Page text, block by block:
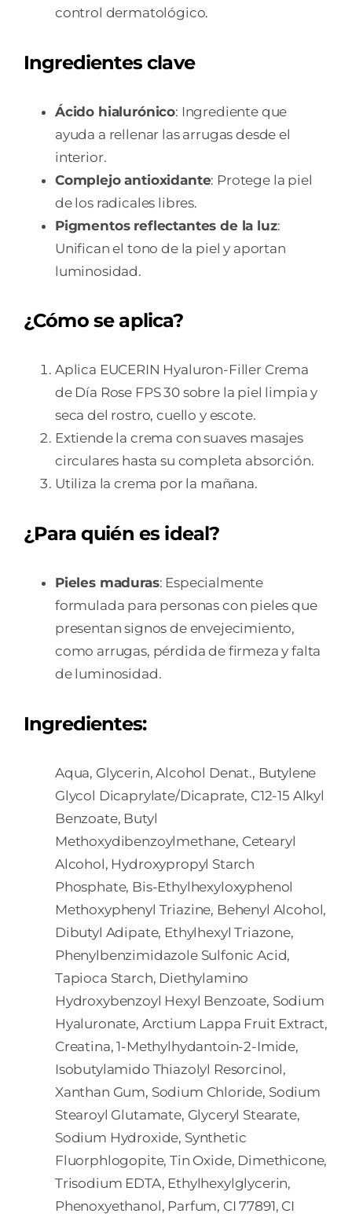
control dermatológico.
Ingredientes clave
Ácido hialurónico: Ingrediente que
ayuda a rellenar las arrugas desde el
interior.
Complejo antioxidante: Protege la piel
de los radicales libres.
Pigmentos reflectantes de la luz:
Unifican el tono de la piel y aportan
luminosidad.
¿Cómo se aplica?
Aplica EUCERIN Hyaluron-Filler Crema
de Día Rose FPS 30 sobre la piel limpia y
seca del rostro, cuello y escote.
Extiende la crema con suaves masajes
circulares hasta su completa absorción.
Utiliza la crema por la mañana.
¿Para quién es ideal?
Pieles maduras: Especialmente
formulada para personas con pieles que
presentan signos de envejecimiento,
como arrugas, pérdida de firmeza y falta
de luminosidad.
Ingredientes:
Aqua, Glycerin, Alcohol Denat., Butylene
Glycol Dicaprylate/Dicaprate, C12-15 Alkyl
Benzoate, Butyl
Methoxydibenzoylmethane, Cetearyl
Alcohol, Hydroxypropyl Starch
Phosphate, Bis-Ethylhexyloxyphenol
Methoxyphenyl Triazine, Behenyl Alcohol,
Dibutyl Adipate, Ethylhexyl Triazone,
Phenylbenzimidazole Sulfonic Acid,
Tapioca Starch, Diethylamino
Hydroxybenzoyl Hexyl Benzoate, Sodium
Hyaluronate, Arctium Lappa Fruit Extract,
Creatina, 1-Methylhydantoin-2-Imide,
Isobutylamido Thiazolyl Resorcinol,
Xanthan Gum, Sodium Chloride, Sodium
Stearoyl Glutamate, Glyceryl Stearate,
Sodium Hydroxide, Synthetic
Fluorphlogopite, Tin Oxide, Dimethicone,
Trisodium EDTA, Ethylhexylglycerin,
Phenoxyethanol, Parfum, CI 77891, CI